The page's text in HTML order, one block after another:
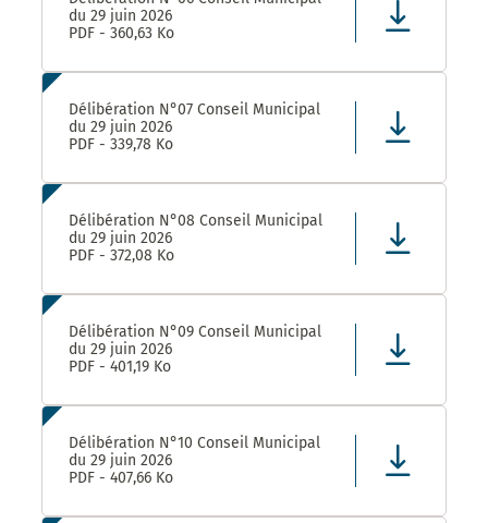
du 29 juin 2026
PDF - 360,63 Ko
Délibération N°07 Conseil Municipal
du 29 juin 2026
PDF - 339,78 Ko
Délibération N°08 Conseil Municipal
du 29 juin 2026
PDF - 372,08 Ko
Délibération N°09 Conseil Municipal
du 29 juin 2026
PDF - 401,19 Ko
Délibération N°10 Conseil Municipal
du 29 juin 2026
PDF - 407,66 Ko